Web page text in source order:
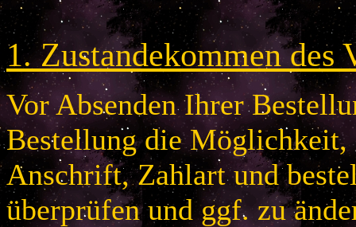
1. Zustandekommen des
Vor Absenden Ihrer
Bestellung die Möglichkeit,
Anschrift, Zahlart und
überprüfen und ggf. zu